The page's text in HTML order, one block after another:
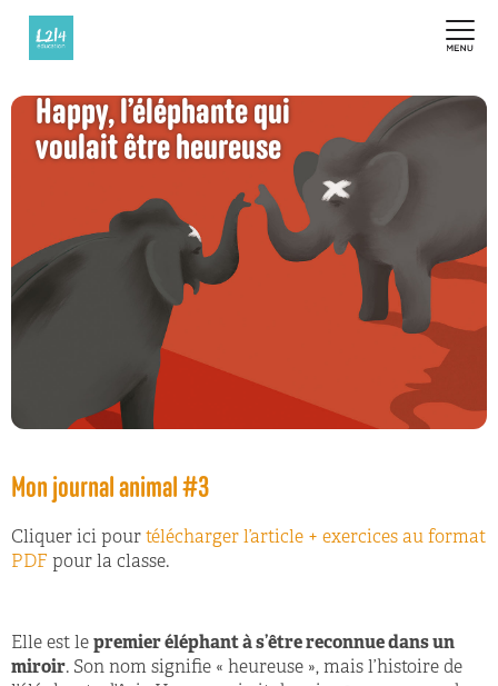
Happy, l’éléphante qui
voulait être heureuse
Mon journal animal #3
Cliquer ici pour télécharger l’article + exercices au format
PDF pour la classe.
Elle est le premier éléphant à s’être reconnue dans un
miroir. Son nom signifie « heureuse », mais l’histoire de